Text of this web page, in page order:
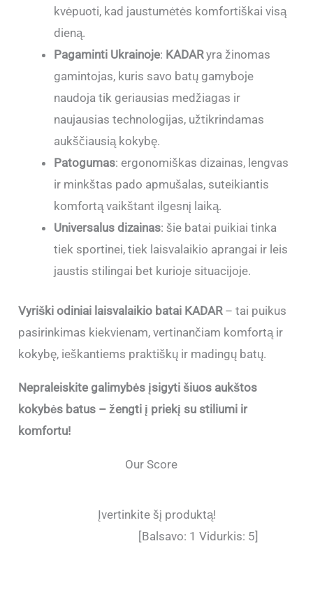
kvėpuoti, kad jaustumėtės komfortiškai visą
dieną.
Pagaminti Ukrainoje: KADARyra žinomas
gamintojas, kuris savo batų gamyboje
naudoja tik geriausias medžiagas ir
naujausias technologijas, užtikrindamas
aukščiausią kokybę.
Patogumas: ergonomiškas dizainas, lengvas
ir minkštas pado apmušalas, suteikiantis
komfortą vaikštant ilgesnį laiką.
Universalus dizainas: šie batai puikiai tinka
tiek sportinei, tiek laisvalaikio aprangai ir leis
jaustis stilingai bet kurioje situacijoje.
Vyriški odiniai laisvalaikio batai KADAR– tai puikus
pasirinkimas kiekvienam, vertinančiam komfortą ir
kokybę, ieškantiems praktiškų ir madingų batų.
Nepraleiskite galimybės įsigyti šiuos aukštos
kokybės batus – žengti į priekį su stiliumi ir
komfortu!
Our Score
Įvertinkite šį produktą!
[Balsavo: 1 Vidurkis: 5]